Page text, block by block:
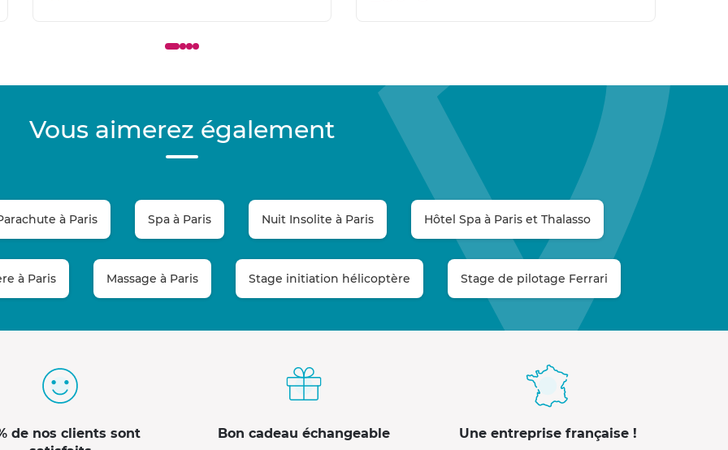
Vous aimerez également
à Paris Spa à Paris Nuit Insolite à Paris Hôtel Spa à Paris et Thalasso
à Paris Massage à Paris Stage initiation hélicoptère Stage de pilotage Ferrari
de nos clients sont
Bon cadeau échangeable Une entreprise française !